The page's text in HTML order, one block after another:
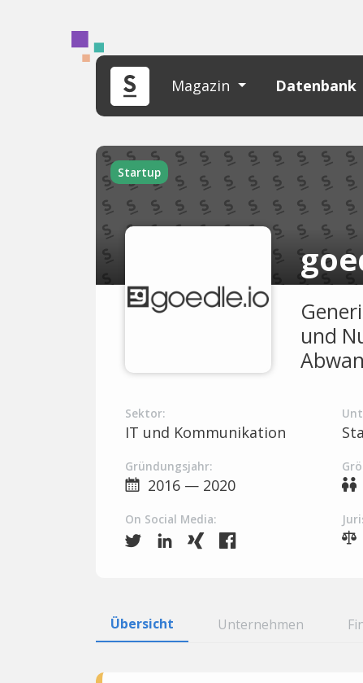
Magazin Datenbank
Startup
und
Sektor:
IT und Kommunikation
Gründungsjahr:
2016 — 2020
On Social Media:
Übersicht Unternehmen